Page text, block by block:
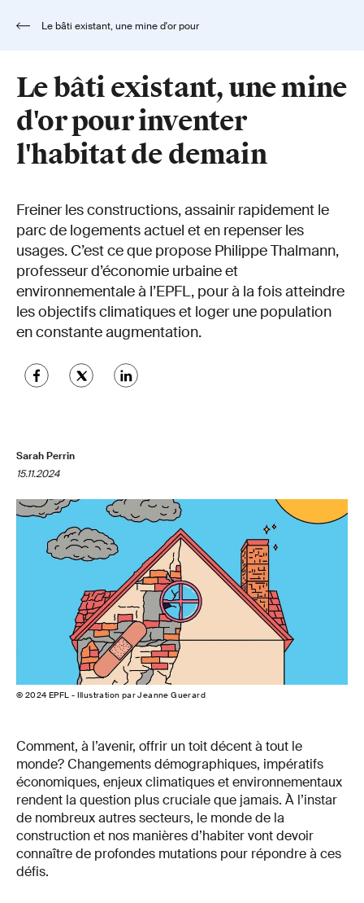
Le bâti existant, une mine
d'or pour inventer
l'habitat de demain
Freiner les constructions, assainir rapidement le
parc de logements actuel et en repenser les
usages. C’est ce que propose Philippe Thalmann,
professeur d’économie urbaine et
environnementale à l’EPFL, pour à la fois atteindre
les objectifs climatiques et loger une population
en constante augmentation.
Sarah Perrin
15.11.2024
© 2024 EPFL - Illustration par Jeanne Guerard
Comment, à l’avenir, offrir un toit décent à tout le
monde? Changements démographiques, impératifs
économiques, enjeux climatiques et environnementaux
rendent la question plus cruciale que jamais. À l’instar
de nombreux autres secteurs, le monde de la
construction et nos manières d’habiter vont devoir
connaître de profondes mutations pour répondre à ces
défis.